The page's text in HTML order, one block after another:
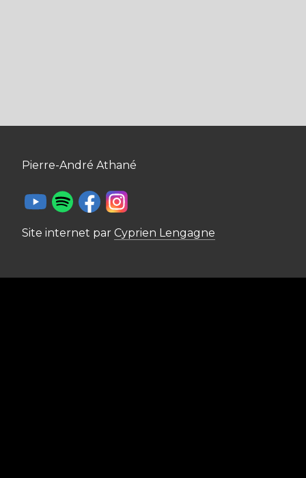
Pierre-André Athané
Site internet par Cyprien Lengagne